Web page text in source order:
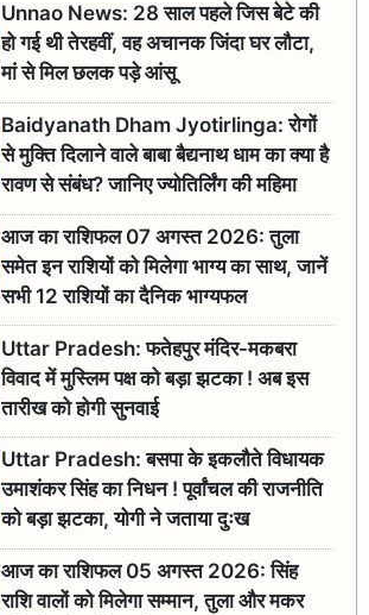
Unnao News: 28 साल पहले जिस बेटे की
हो गई थी तेरहवीं, वह अचानक जिंदा घर लौटा,
मां से मिल छलक पड़े आंसू
Baidyanath Dham Jyotirlinga: रोगों
से मुक्ति दिलाने वाले बाबा बैद्यनाथ धाम का क्या है
रावण से संबंध? जानिए ज्योतिर्लिंग की महिमा
आज का राशिफल 07 अगस्त 2026: तुला
समेत इन राशियों को मिलेगा भाग्य का साथ, जानें
सभी 12 राशियों का दैनिक भाग्यफल
Uttar Pradesh: फतेहपुर मंदिर-मकबरा
विवाद में मुस्लिम पक्ष को बड़ा झटका ! अब इस
तारीख को होगी सुनवाई
Uttar Pradesh: बसपा के इकलौते विधायक
उमाशंकर सिंह का निधन ! पूर्वांचल की राजनीति
को बड़ा झटका, योगी ने जताया दुःख
आज का राशिफल 05 अगस्त 2026: सिंह
राशि वालों को मिलेगा सम्मान, तुला और मकर